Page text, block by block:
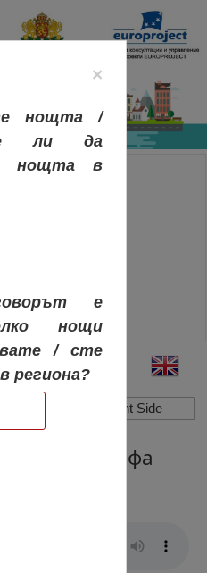
Show/Hide Right Side
Профа
×
нощта /
ли да
нощта в
е
нощи
/ сте
региона?